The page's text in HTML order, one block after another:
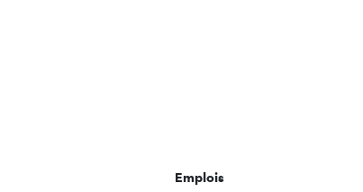
Emplois